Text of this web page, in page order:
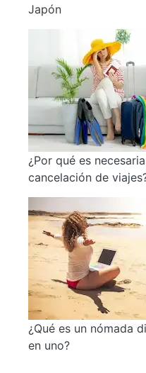
Japón
¿Por qué es
cancelación de
¿Qué es un nómada
en uno?